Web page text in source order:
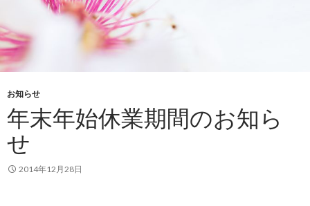
お知らせ
年末年始休業期間のお知ら
せ
2014年12月28日